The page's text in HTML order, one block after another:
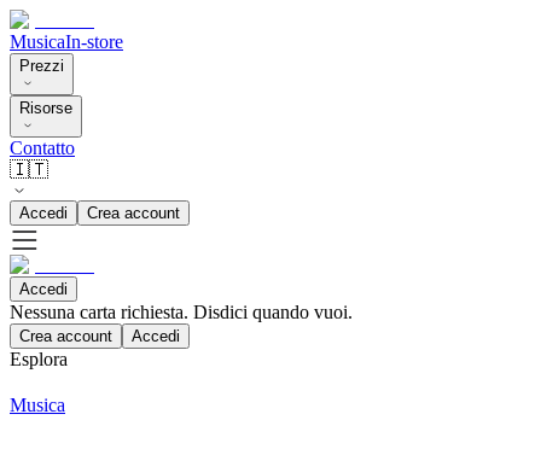
MusicaIn-store
Prezzi
Risorse
Contatto
🇮🇹
Accedi Crea account
Accedi
Nessuna carta richiesta. Disdici quando vuoi.
Crea account Accedi
Esplora
Musica